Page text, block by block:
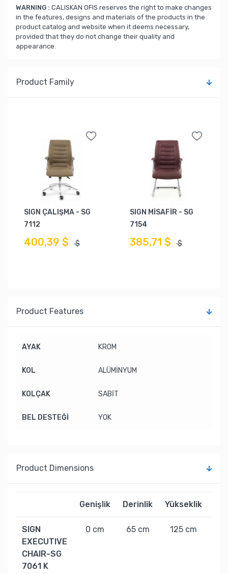
WARNING : CALISKAN OFIS reserves the right to make changes
in the features, designs and materials of the products in the
product catalog and website when it deems necessary,
provided that they do not change their quality and
appearance.
Product Family
SIGN ÇALIŞMA - SG
7112
400,39 $ $
SIGN MİSAFİR - SG
7154
385,71 $ $
Product Features
AYAK KROM
KOL ALÜMİNYUM
KOLÇAK SABİT
BEL DESTEĞİ YOK
Product Dimensions
Genişlik Derinlik Yükseklik
SIGN
EXECUTIVE
CHAIR-SG
7061 K
0 cm 65 cm 125 cm